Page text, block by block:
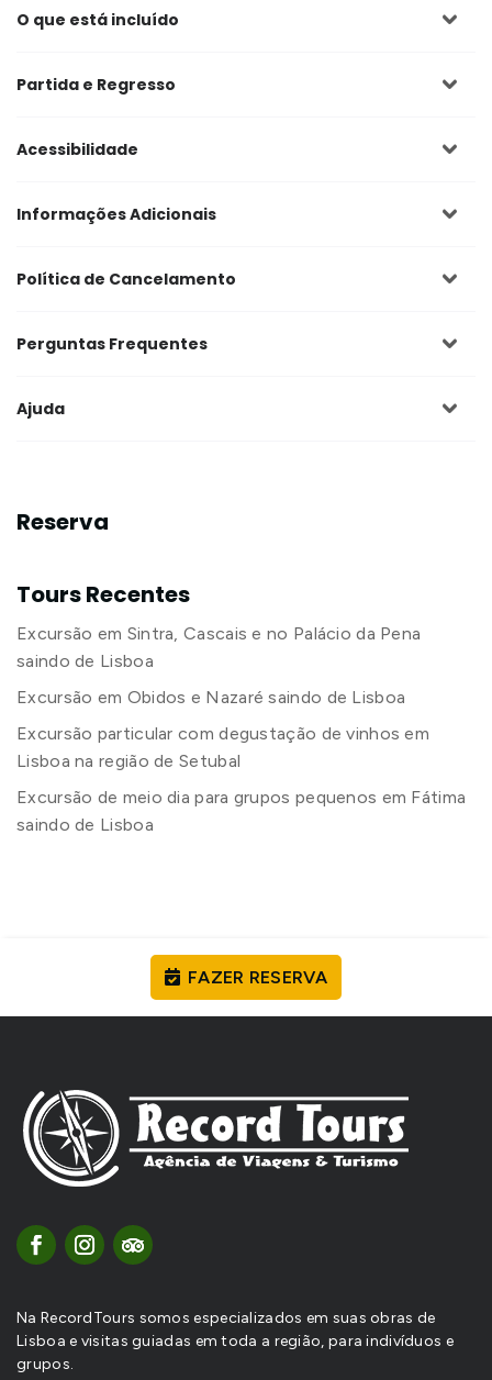
O que está incluído
Partida e Regresso
Acessibilidade
Informações Adicionais
Política de Cancelamento
Perguntas Frequentes
Ajuda
Reserva
Tours Recentes
Excursão em Sintra, Cascais e no Palácio da Pena
saindo de Lisboa
Excursão em Obidos e Nazaré saindo de Lisboa
Excursão particular com degustação de vinhos em
Lisboa na região de Setubal
Excursão de meio dia para grupos pequenos em Fátima
saindo de Lisboa
FAZER RESERVA
Na RecordTours somos especializados em suas obras de
Lisboa e visitas guiadas em toda a região, para indivíduos e
grupos.